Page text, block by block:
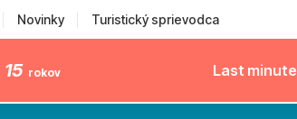
Novinky Turistický sprievodca
15 rokov Last minute